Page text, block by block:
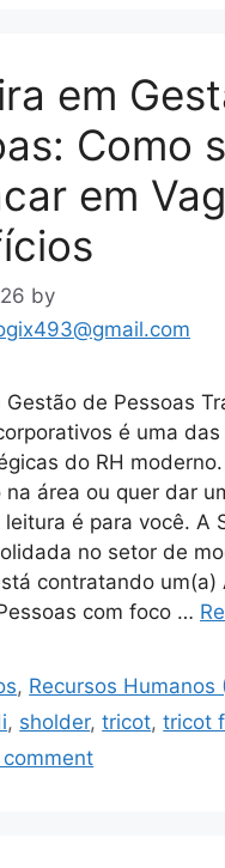
em
Como
em
by
Gestão de Pessoas
é uma
do RH
na área ou quer dar
é para você. A
no setor de
contratando um(a)
com foco …
, Recursos Humanos
, sholder,tricot,tricot